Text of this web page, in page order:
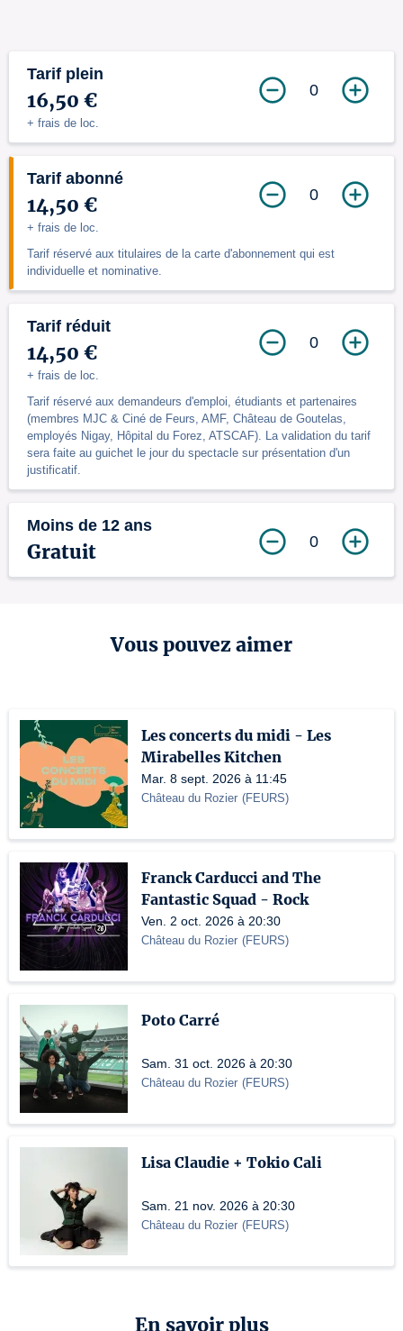
Tarif plein
16,50 €
+ frais de loc.
0
Tarif abonné
14,50 €
+ frais de loc.
Tarif réservé aux titulaires de la carte d'abonnement qui est
individuelle et nominative.
0
Tarif réduit
14,50 €
+ frais de loc.
Tarif réservé aux demandeurs d'emploi, étudiants et partenaires
(membres MJC & Ciné de Feurs, AMF, Château de Goutelas,
employés Nigay, Hôpital du Forez, ATSCAF). La validation du tarif
sera faite au guichet le jour du spectacle sur présentation d'un
justificatif.
0
Moins de 12 ans
Gratuit 0
Vous pouvez aimer
Les concerts du midi - Les
Mirabelles Kitchen
Mar. 8 sept. 2026 à 11:45
Château du Rozier (FEURS)
Franck Carducci and The
Fantastic Squad - Rock
Ven. 2 oct. 2026 à 20:30
Château du Rozier (FEURS)
Poto Carré
Sam. 31 oct. 2026 à 20:30
Château du Rozier (FEURS)
Lisa Claudie + Tokio Cali
Sam. 21 nov. 2026 à 20:30
Château du Rozier (FEURS)
En savoir plus